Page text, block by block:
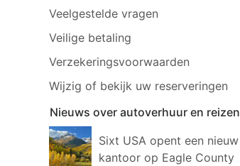
Veelgestelde vragen
Veilige betaling
Verzekeringsvoorwaarden
Wijzig of bekijk uw reserveringen
Nieuws over autoverhuur en reizen
Sixt USA opent een nieuw
kantoor op Eagle County